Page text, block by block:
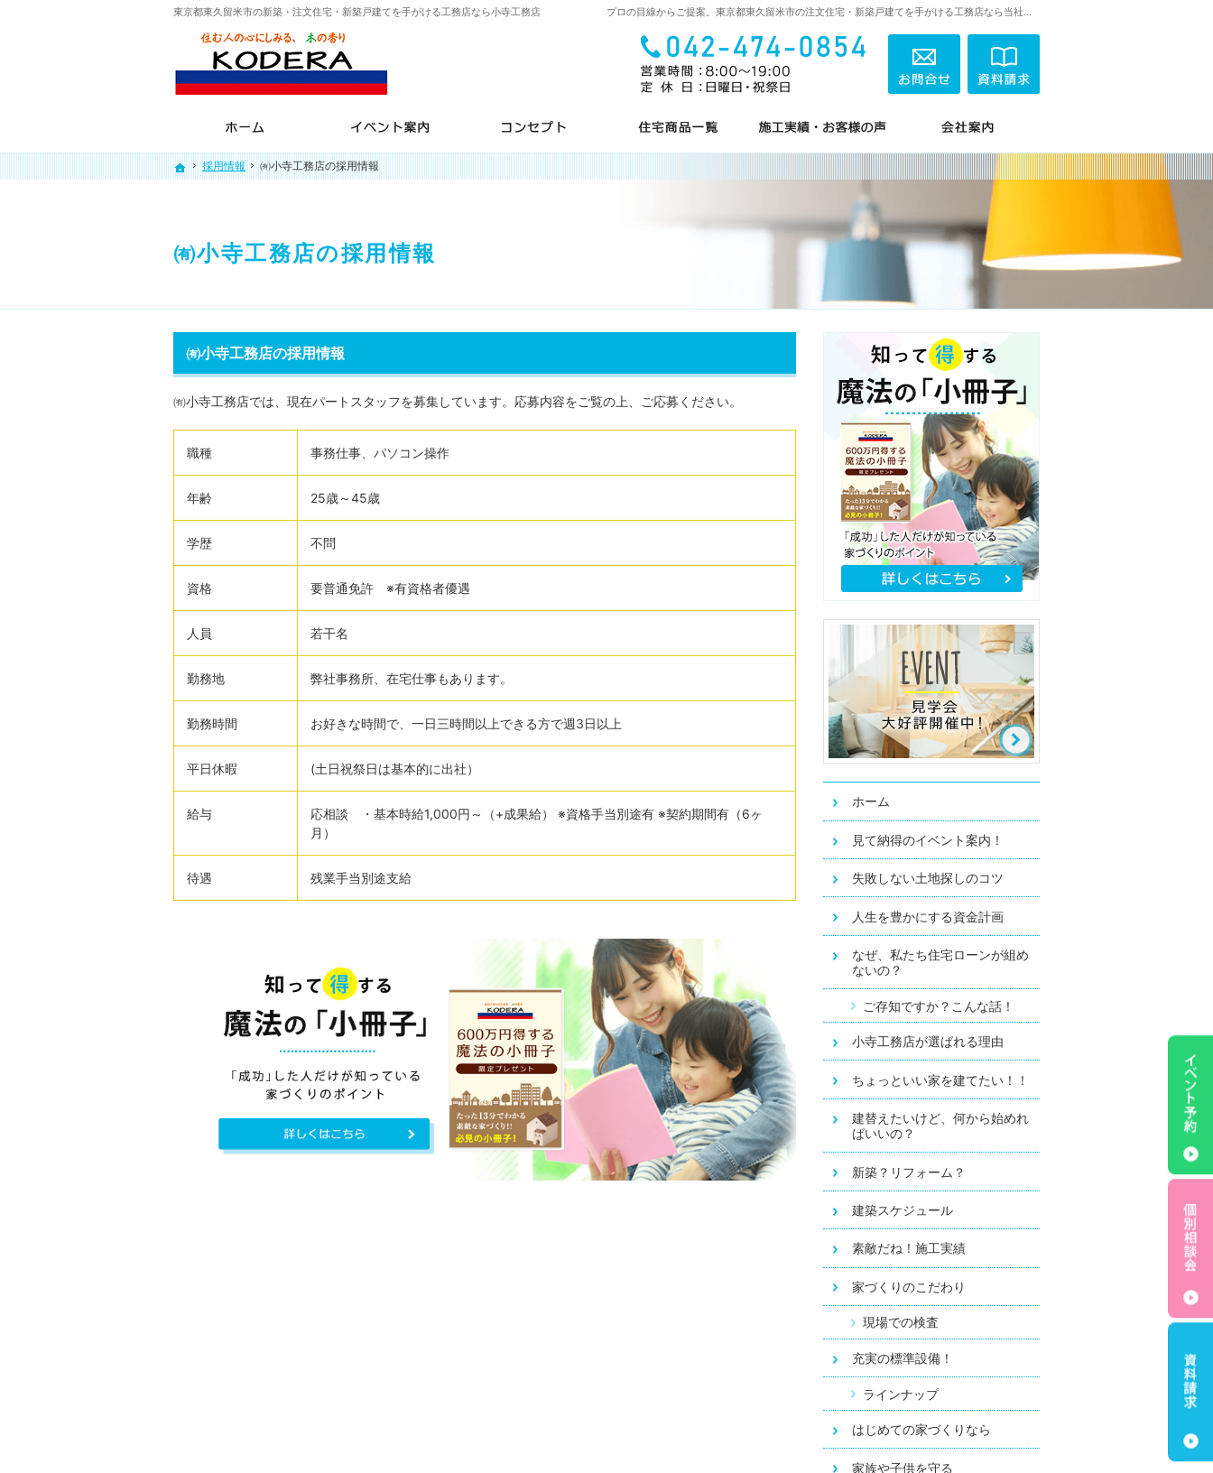
ホーム
採用情報 ㈲小寺工務店の採用情報
㈲小寺工務店の採用情報
プロの目線からご提案。東京都東久留米市の注文住宅・新築戸建てを手がける工務店なら当社へ。
東京都東久留米市の新築・注文住宅・新築戸建てを手がける工務店なら小寺工務店
㈲小寺工務店の採用情報
㈲小寺工務店では、現在パートスタッフを募集しています。応募内容をご覧の上、ご応募ください。
職種 事務仕事、パソコン操作
年齢 25歳～45歳
学歴 不問
資格 要普通免許 ※有資格者優遇
人員 若干名
勤務地 弊社事務所、在宅仕事もあります。
勤務時間 お好きな時間で、一日三時間以上できる方で週3日以上
平日休暇 (土日祝祭日は基本的に出社）
給与
応相談 ・基本時給1,000円～（+成果給） ※資格手当別途有 ※契約期間有（6ヶ
月）
待遇 残業手当別途支給
ホーム
見て納得のイベント案内！
失敗しない土地探しのコツ
人生を豊かにする資金計画
なぜ、私たち住宅ローンが組め
ないの？
ご存知ですか？こんな話！
小寺工務店が選ばれる理由
ちょっといい家を建てたい！！
建替えたいけど、何から始めれ
ばいいの？
新築？リフォーム？
建築スケジュール
素敵だね！施工実績
家づくりのこだわり
現場での検査
充実の標準設備！
ラインナップ
はじめての家づくりなら
家族や子供を守る
042-474-0854
営業時間
8:00～19:00
定休日
日曜日・祝祭日 お問合せ
ホーム
採用情報 ㈲小寺工務店の採用情報